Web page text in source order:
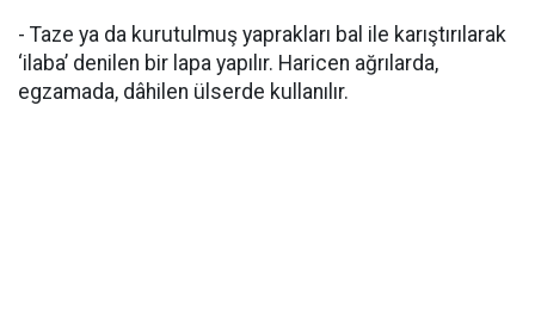
- Taze ya da kurutulmuş yaprakları bal ile karıştırılarak
‘ilaba’ denilen bir lapa yapılır. Haricen ağrılarda,
egzamada, dâhilen ülserde kullanılır.